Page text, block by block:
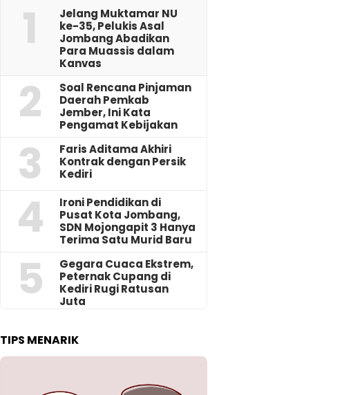
1
Jelang Muktamar NU
ke-35, Pelukis Asal
Jombang Abadikan
Para Muassis dalam
Kanvas
2
‎Soal Rencana Pinjaman
Daerah Pemkab
Jember, Ini Kata
Pengamat Kebijakan ‎
3
Faris Aditama Akhiri
Kontrak dengan Persik
Kediri
4
Ironi Pendidikan di
Pusat Kota Jombang,
SDN Mojongapit 3 Hanya
Terima Satu Murid Baru
5
‎Gegara Cuaca Ekstrem,
Peternak Cupang di
Kediri Rugi Ratusan
Juta
TIPS MENARIK